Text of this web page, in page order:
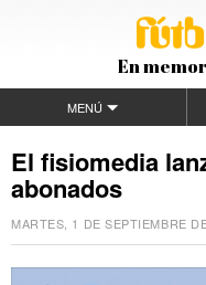
En
MENÚ
El fisiomedia
abonados
MARTES, 1 DE SEPTIEMBRE